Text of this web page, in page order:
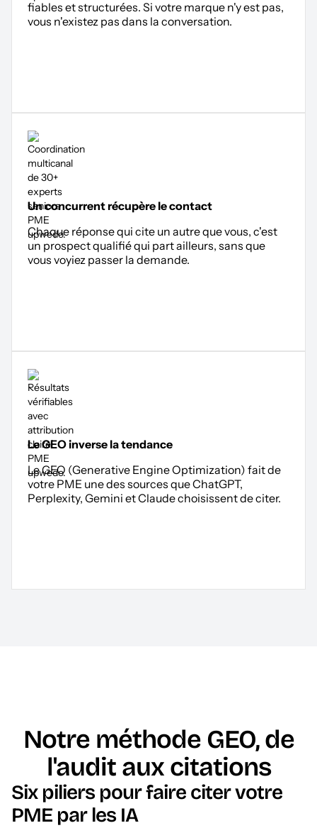
fiables et structurées. Si votre marque n'y est pas,
vous n'existez pas dans la conversation.
Un concurrent récupère le contact
Chaque réponse qui cite un autre que vous, c'est
un prospect qualifié qui part ailleurs, sans que
vous voyiez passer la demande.
Le GEO inverse la tendance
Le GEO (Generative Engine Optimization) fait de
votre PME une des sources que ChatGPT,
Perplexity, Gemini et Claude choisissent de citer.
Notre méthode GEO, de
l'audit aux citations
Six piliers pour faire citer votre
PME par les IA